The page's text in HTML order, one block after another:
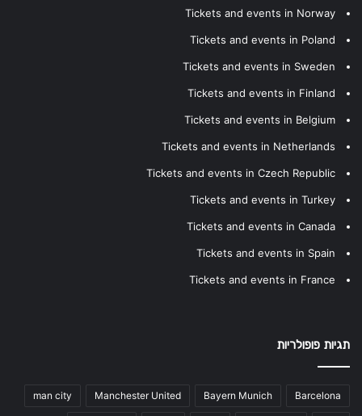
Tickets and events in Norway
Tickets and events in Poland
Tickets and events in Sweden
Tickets and events in Finland
Tickets and events in Belgium
Tickets and events in Netherlands
Tickets and events in Czech Republic
Tickets and events in Turkey
Tickets and events in Canada
Tickets and events in Spain
Tickets and events in France
תגיות פופולריות
Barcelona
Bayern Munich
Manchester United
man city